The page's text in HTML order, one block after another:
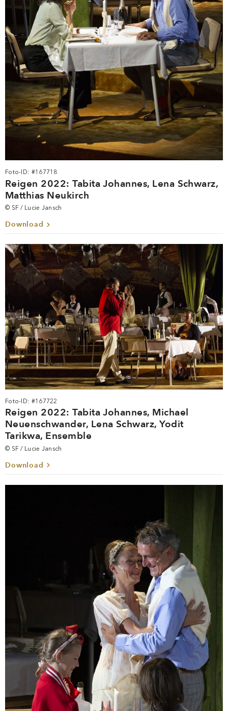
Foto-ID: #167718
Reigen 2022: Tabita Johannes, Lena Schwarz,
Matthias Neukirch
© SF / Lucie Jansch
Download
Foto-ID: #167722
Reigen 2022: Tabita Johannes, Michael
Neuenschwander, Lena Schwarz, Yodit
Tarikwa, Ensemble
© SF / Lucie Jansch
Download